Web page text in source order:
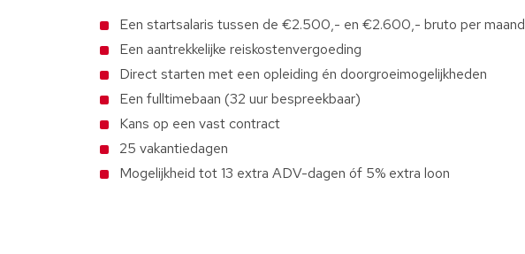
Een startsalaris tussen de €2.500,- en €2.600,- bruto per maand
Een aantrekkelijke reiskostenvergoeding
Direct starten met een opleiding én doorgroeimogelijkheden
Een fulltimebaan (32 uur bespreekbaar)
Kans op een vast contract
25 vakantiedagen
Mogelijkheid tot 13 extra ADV-dagen óf 5% extra loon